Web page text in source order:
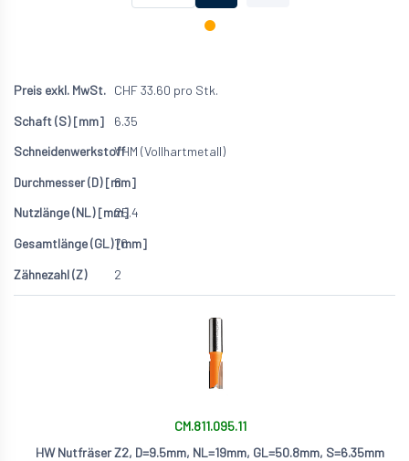
CHF33.60 pro Stk.
6.35
VHM (Vollhartmetall)
8
25.4
70
2
CM.811.095.11
HW Nutfräser Z2, D=9.5mm, NL=19mm, GL=50.8mm, S=6.35mm